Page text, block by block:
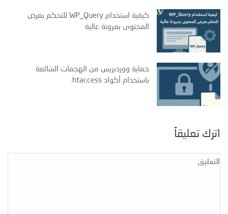
كيفية استخدام WP_Query للتحكم بعرض
المحتوى بمرونة عالية
حماية ووردبريس من الهجمات الشائعة
باستخدام أكواد ‎.htaccess
اترك تعليقاً